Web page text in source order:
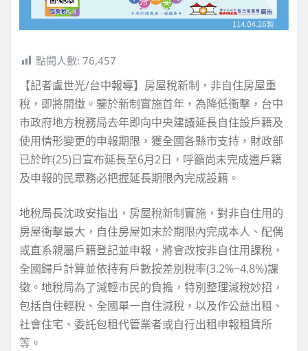
點閱人數: 76,457
【記者盧世光/台中報導】房屋稅新制，非自住房屋重
稅，即將開徵。鑒於新制實施首年，為降低衝擊，台中
市政府地方稅務局去年即向中央建議延長自住設戶籍及
使用情形變更的申報期限，獲全國各縣市支持，財政部
已於昨(25)日宣布延長至6月2日，呼籲尚未完成遷戶籍
及申報的民眾務必把握延長期限內完成設籍。
地稅局長沈政安指出，房屋稅新制實施，對非自住用的
房屋衝擊最大，自住房屋如未於期限內完成本人、配偶
或直系親屬戶籍登記並申報，將會改按非自住用課稅，
全國歸戶計算並依持有戶數按差別稅率(3.2%~4.8%)課
徵。地稅局為了減輕市民的負擔，特別整理減稅妙招，
包括自住輕稅、全國單一自住減稅，以及作公益出租、
社會住宅、委託包租代管業者或自行出租申報租賃所
等。